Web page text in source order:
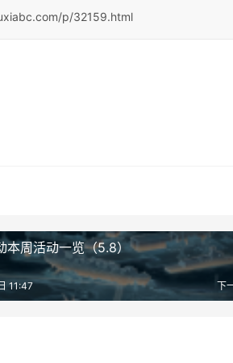
p/32159.html
本周活动一览（5.8）
下
11:47